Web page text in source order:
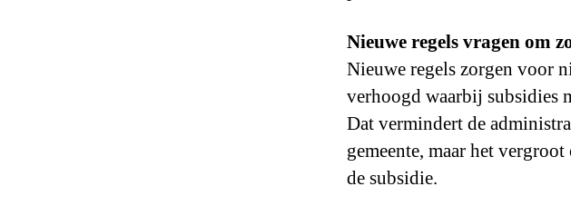
Nieuwe regels vragen om
Nieuwe regels zorgen voor
verhoogd waarbij subsidies
Dat vermindert de
gemeente, maar het
de subsidie.